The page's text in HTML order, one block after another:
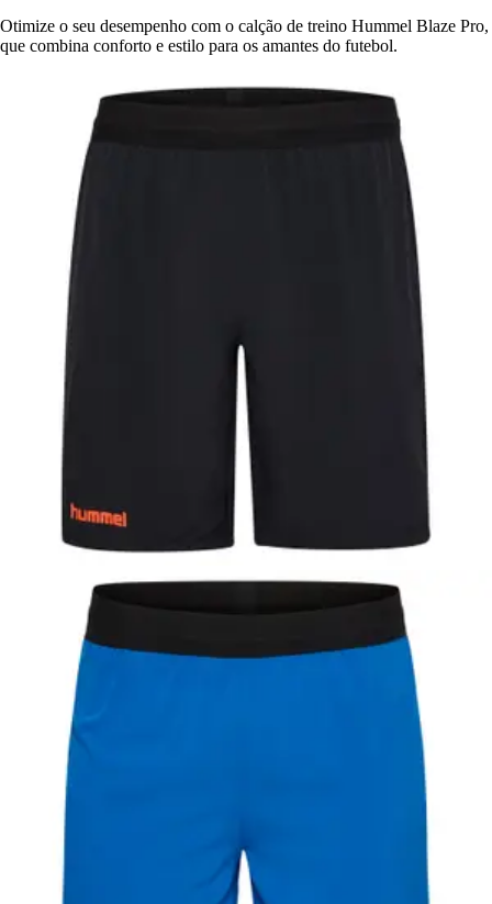
Otimize o seu desempenho com o calção de treino Hummel Blaze Pro,
que combina conforto e estilo para os amantes do futebol.